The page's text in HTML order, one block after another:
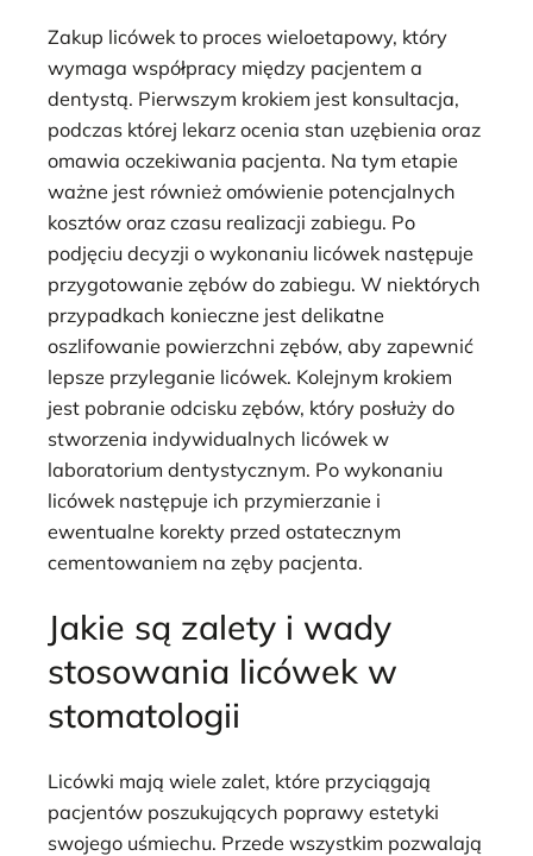
Zakup licówek to proces wieloetapowy, który
wymaga współpracy między pacjentem a
dentystą. Pierwszym krokiem jest konsultacja,
podczas której lekarz ocenia stan uzębienia oraz
omawia oczekiwania pacjenta. Na tym etapie
ważne jest również omówienie potencjalnych
kosztów oraz czasu realizacji zabiegu. Po
podjęciu decyzji o wykonaniu licówek następuje
przygotowanie zębów do zabiegu. W niektórych
przypadkach konieczne jest delikatne
oszlifowanie powierzchni zębów, aby zapewnić
lepsze przyleganie licówek. Kolejnym krokiem
jest pobranie odcisku zębów, który posłuży do
stworzenia indywidualnych licówek w
laboratorium dentystycznym. Po wykonaniu
licówek następuje ich przymierzanie i
ewentualne korekty przed ostatecznym
cementowaniem na zęby pacjenta.
Jakie są zalety i wady
stosowania licówek w
stomatologii
Licówki mają wiele zalet, które przyciągają
pacjentów poszukujących poprawy estetyki
swojego uśmiechu. Przede wszystkim pozwalają